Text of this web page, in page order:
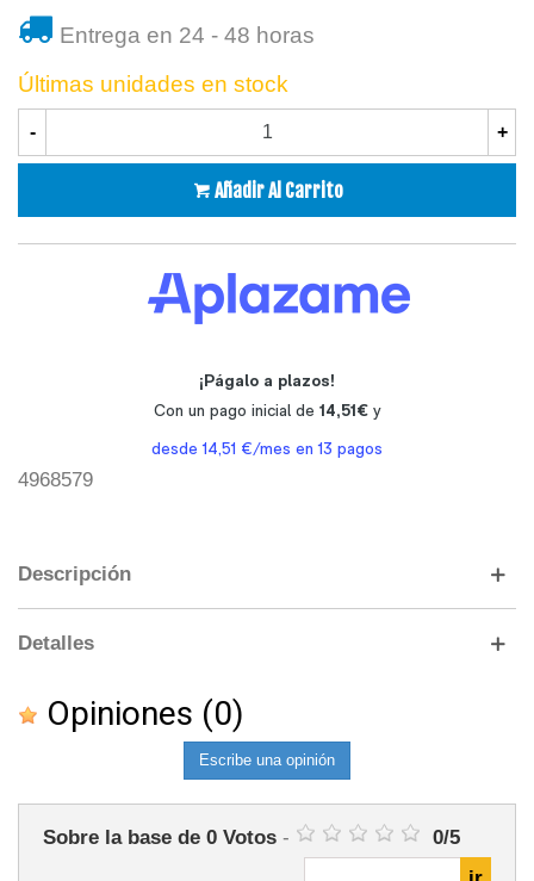
Entrega en 24 - 48 horas
Últimas unidades en stock
- +
Añadir Al Carrito
4968579
Descripción
Detalles
Opiniones (0)
Escribe una opinión
Sobre la base de 0 Votos - 0/5